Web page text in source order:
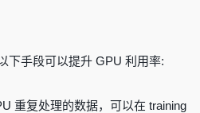
下手段可以提升 GPU 利用率:
重复处理的数据，可以在 training